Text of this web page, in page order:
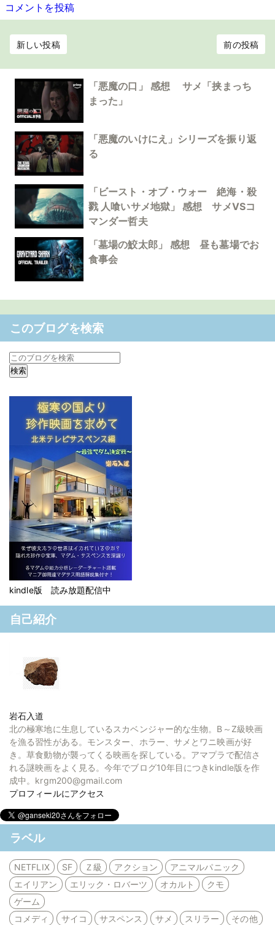
コメントを投稿
新しい投稿 前の投稿
「悪魔の口」 感想 サメ「挟まっち
まった」
「悪魔のいけにえ」シリーズを振り返
る
「ビースト・オブ・ウォー 絶海・殺
戮 人喰いサメ地獄」 感想 サメVSコ
マンダー哲夫
「墓場の鮫太郎」 感想 昼も墓場でお
食事会
このブログを検索
kindle版 読み放題配信中
自己紹介
岩石入道
北の極寒地に生息しているスカベンジャー的な生物。B～Z級映画
を漁る習性がある。モンスター、ホラー、サメとワニ映画が好
き。草食動物が襲ってくる映画を探している。アマプラで配信さ
れる謎映画をよく見る。今年でブログ10年目につきkindle版を作
成中。krgm200@gmail.com
プロフィールにアクセス
ラベル
NETFLIX SF Ｚ級 アクション
アニマルパニック
エイリアン
エリック・ロバーツ オカルト
クモ
ゲーム
コメディ
サイコ サスペンス サメ スリラー
その他